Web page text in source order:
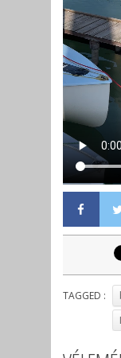
TAGGED :